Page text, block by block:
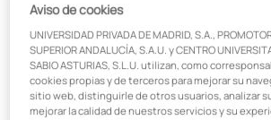
diagnósticos, optimizar tratamientos y, en
salvar vidas.
Quienes se forman en este ámbito tienen
contribuir aresolver problemas reales
millones de personas en todo el mundo.
Aviso de cookies
UNIVERSIDAD PRIVADA DE MADRID, S.A.,
SUPERIOR ANDALUCÍA, S.A.U. y CENTRO
SABIO ASTURIAS, S.L.U. utilizan, como
cookies propias y de terceros para mejorar su
sitio web, distinguirle de otros usuarios, analizar
mejorar la calidad de nuestros servicios y su